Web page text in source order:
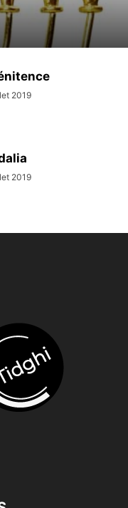
2019
2019